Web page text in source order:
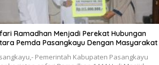
Ramadhan Menjadi Perekat Hubungan
Pemda Pasangkayu Dengan Masyarakat
Pemerintah Kabupaten Pasangkayu